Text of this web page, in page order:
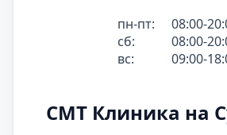
пн-пт:
08:00-
сб:
08:00-
вс:
09:00-
СМТ Клиника на